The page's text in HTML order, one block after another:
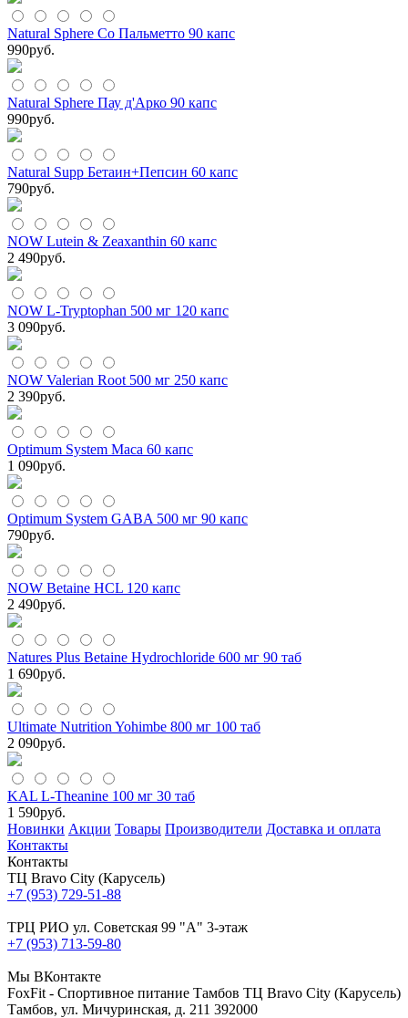
Natural Sphere Со Пальметто 90 капс
990руб.
Natural Sphere Пау д'Арко 90 капс
990руб.
Natural Supp Бетаин+Пепсин 60 капс
790руб.
NOW Lutein & Zeaxanthin 60 капс
2 490руб.
NOW L-Tryptophan 500 мг 120 капс
3 090руб.
NOW Valerian Root 500 мг 250 капс
2 390руб.
Optimum System Maca 60 капс
1 090руб.
Optimum System GABA 500 мг 90 капс
790руб.
NOW Betaine HCL 120 капс
2 490руб.
Natures Plus Betaine Hydrochloride 600 мг 90 таб
1 690руб.
Ultimate Nutrition Yohimbe 800 мг 100 таб
2 090руб.
KAL L-Theanine 100 мг 30 таб
1 590руб.
Новинки Акции Товары Производители Доставка и оплата
Контакты
Контакты
ТЦ Bravo City (Карусель)
+7 (953) 729-51-88
ТРЦ РИО ул. Советская 99 "А" 3-этаж
+7 (953) 713-59-80
Мы ВКонтакте
FoxFit - Спортивное питание Тамбов ТЦ Bravo City (Карусель)
Тамбов, ул. Мичуринская, д. 211 392000